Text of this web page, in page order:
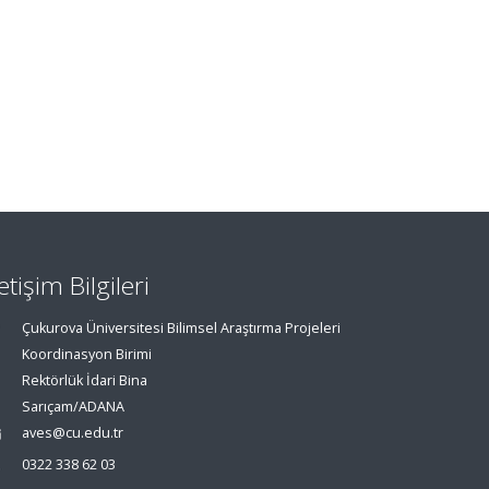
Bilgileri
Çukurova Üniversitesi Bilimsel Araştırma Projeleri
Koordinasyon Birimi
Rektörlük İdari Bina
Sarıçam/ADANA
aves@cu.edu.tr
0322 338 62 03